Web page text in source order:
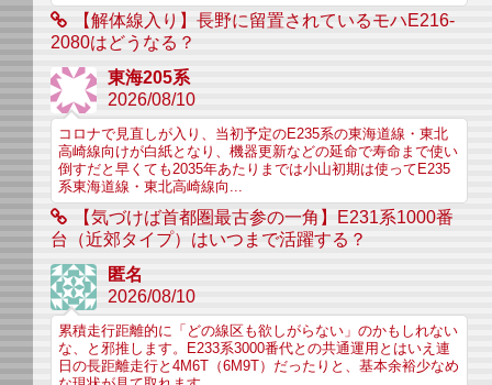
【解体線入り】長野に留置されているモハE216-
2080はどうなる？
東海205系
2026/08/10
コロナで見直しが入り、当初予定のE235系の東海道線・東北
高崎線向けが白紙となり、機器更新などの延命で寿命まで使い
倒すだと早くても2035年あたりまでは小山初期は使ってE235
系東海道線・東北高崎線向...
【気づけば首都圏最古参の一角】E231系1000番
台（近郊タイプ）はいつまで活躍する？
匿名
2026/08/10
累積走行距離的に「どの線区も欲しがらない」のかもしれない
な、と邪推します。E233系3000番代との共通運用とはいえ連
日の長距離走行と4M6T（6M9T）だったりと、基本余裕少なめ